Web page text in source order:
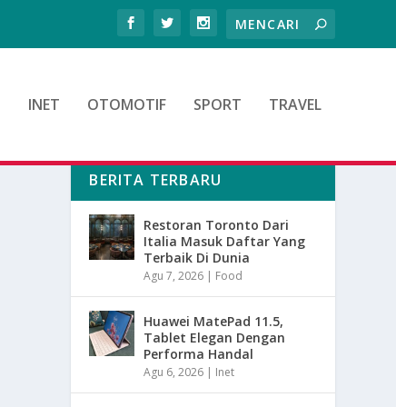
INET OTOMOTIF SPORT TRAVEL
BERITA TERBARU
Restoran Toronto Dari
Italia Masuk Daftar Yang
Terbaik Di Dunia
Agu 7, 2026 | Food
Huawei MatePad 11.5,
Tablet Elegan Dengan
Performa Handal
Agu 6, 2026 | Inet